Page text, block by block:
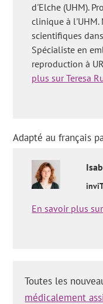
d'Elche (UHM).
clinique à l'UHM.
scientifiques
Spécialiste en
reproduction à
plus sur Teresa
Adapté au français
En savoir plus
Toutes les
médicalement